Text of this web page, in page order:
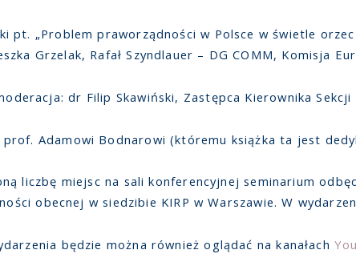
pt. „Problem praworządności w Polsce w świetle
Grzelak, Rafał Szyndlauer – DG COMM, Komisja
dr Filip Skawiński, Zastępca Kierownika
prof. Adamowi Bodnarowi (któremu książka ta jest
liczbę miejsc na sali konferencyjnej seminarium
obecnej w siedzibie KIRP w Warszawie. W
będzie można również oglądać na kanałach